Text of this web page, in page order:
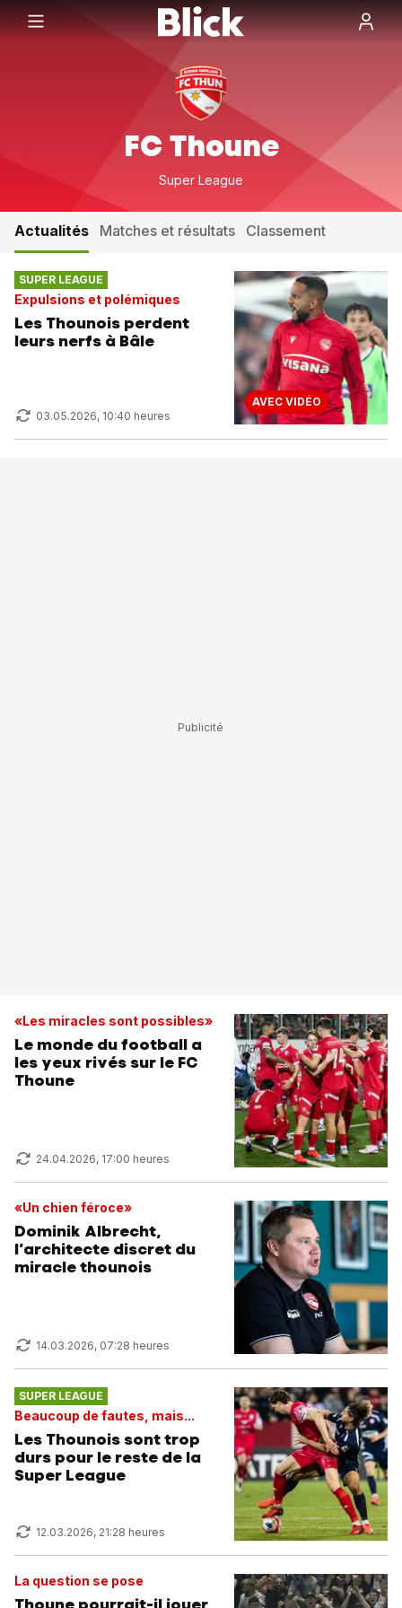
FC Thoune
Super League
Actualités Matches et résultats Classement
SUPER LEAGUE
Expulsions et polémiques
Les Thounois perdent
leurs nerfs à Bâle
03.05.2026, 10:40 heures
AVEC VIDÉO
«Les miracles sont possibles»
Le monde du football a
les yeux rivés sur le FC
Thoune
24.04.2026, 17:00 heures
«Un chien féroce»
Dominik Albrecht,
l’architecte discret du
miracle thounois
14.03.2026, 07:28 heures
SUPER LEAGUE
Beaucoup de fautes, mais...
Les Thounois sont trop
durs pour le reste de la
Super League
12.03.2026, 21:28 heures
La question se pose